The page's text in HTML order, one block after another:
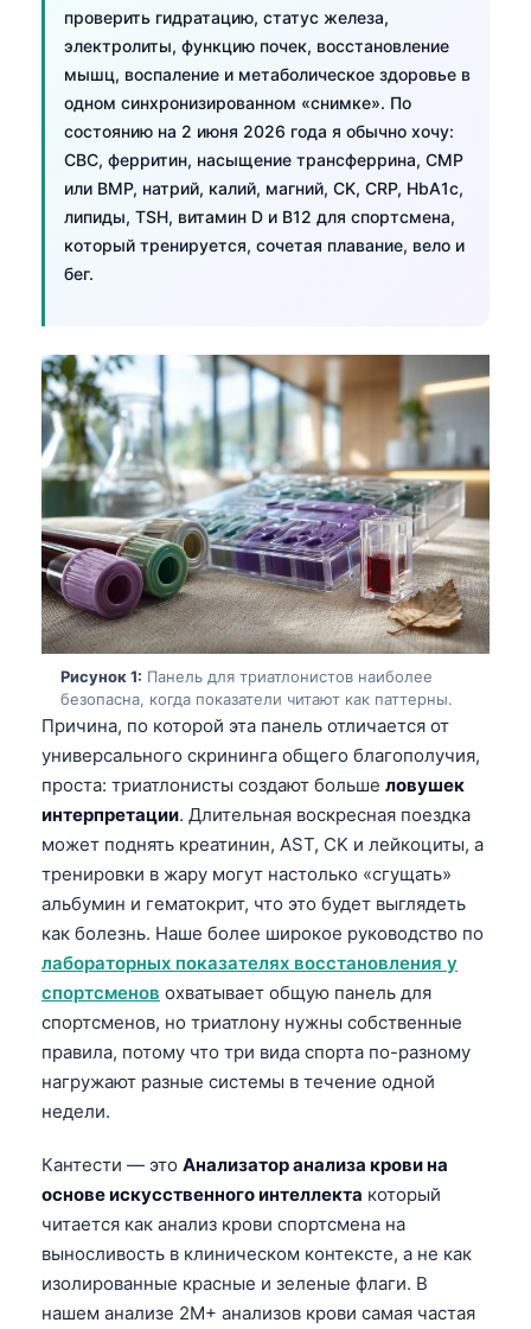
проверить гидратацию, статус железа,
электролиты, функцию почек, восстановление
мышц, воспаление и метаболическое здоровье в
одном синхронизированном «снимке». По
состоянию на 2 июня 2026 года я обычно хочу:
CBC, ферритин, насыщение трансферрина, CMP
или BMP, натрий, калий, магний, CK, CRP, HbA1c,
липиды, TSH, витамин D и B12 для спортсмена,
который тренируется, сочетая плавание, вело и
бег.
Рисунок 1: Панель для триатлонистов наиболее
безопасна, когда показатели читают как паттерны.
Причина, по которой эта панель отличается от
универсального скрининга общего благополучия,
проста: триатлонисты создают больше ловушек
интерпретации. Длительная воскресная поездка
может поднять креатинин, AST, CK и лейкоциты, а
тренировки в жару могут настолько «сгущать»
альбумин и гематокрит, что это будет выглядеть
как болезнь. Наше более широкое руководство по
лабораторных показателях восстановления у
спортсменов охватывает общую панель для
спортсменов, но триатлону нужны собственные
правила, потому что три вида спорта по-разному
нагружают разные системы в течение одной
недели.
Кантести — это Анализатор анализа крови на
основе искусственного интеллекта который
читается как анализ крови спортсмена на
выносливость в клиническом контексте, а не как
изолированные красные и зеленые флаги. В
нашем анализе 2M+ анализов крови самая частая